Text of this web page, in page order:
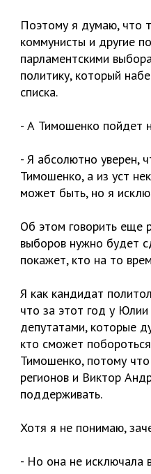
Поэтому я думаю, что
коммунисты и другие
парламентскими
политику, который
списка.
- А Тимошенко пойдет
- Я абсолютно уверен,
Тимошенко, а из уст
может быть, но я
Об этом говорить еще
выборов нужно будет
покажет, кто на то
Я как кандидат
что за этот год у
депутатами, которые
кто сможет
Тимошенко, потому
регионов и Виктор
поддерживать.
Хотя я не понимаю,
- Но она не исключала